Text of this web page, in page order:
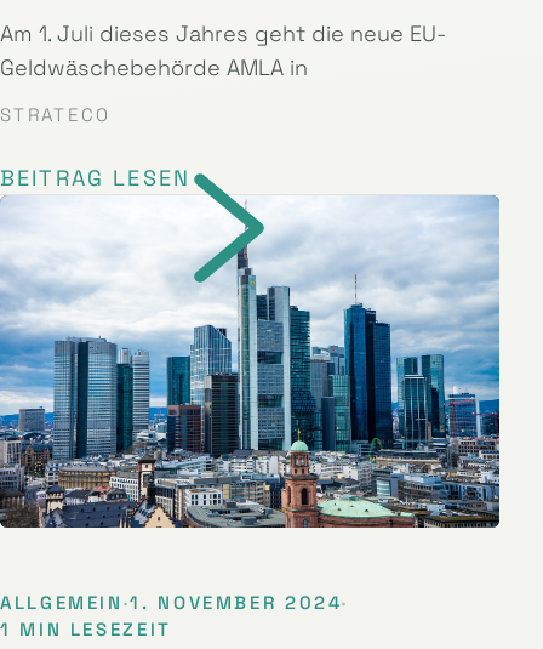
Am 1. Juli dieses Jahres geht die neue EU-
Geldwäschebehörde AMLA in
STRATECO
BEITRAG LESEN
ALLGEMEIN ·1. NOVEMBER 2024·
1 MIN LESEZEIT